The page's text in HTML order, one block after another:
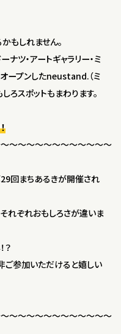
もしれません。
ナツ・アートギャラリー・ミ
オープンしたneustand.（ミ
ろスポットもまわります。
〜〜〜〜〜〜〜〜〜〜〜〜
回まちあるきが開催され
れぞれおもしろさが違いま
？
ご参加いただけると嬉しい
〜〜〜〜〜〜〜〜〜〜〜〜